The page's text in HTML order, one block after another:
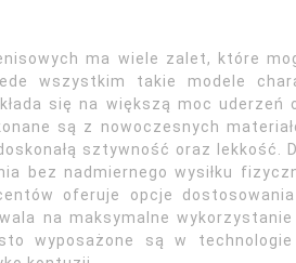
ma wiele zalet, które
wszystkim takie modele
się na większą moc uderzeń
są z nowoczesnych
sztywność oraz lekkość.
bez nadmiernego wysiłku
oferuje opcje
na maksymalne wykorzystanie
wyposażone są w